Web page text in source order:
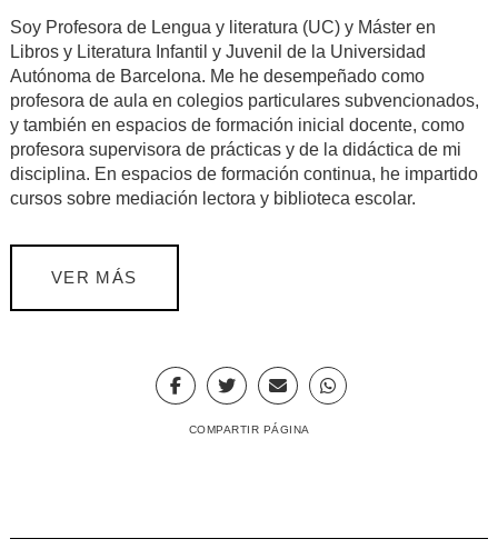
Soy Profesora de Lengua y literatura (UC) y Máster en
Libros y Literatura Infantil y Juvenil de la Universidad
Autónoma de Barcelona. Me he desempeñado como
profesora de aula en colegios particulares subvencionados,
y también en espacios de formación inicial docente, como
profesora supervisora de prácticas y de la didáctica de mi
disciplina. En espacios de formación continua, he impartido
cursos sobre mediación lectora y biblioteca escolar.
VER MÁS
COMPARTIR PÁGINA